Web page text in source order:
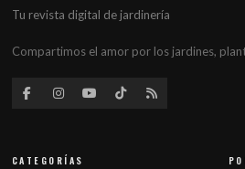
Tu revista digital de jardinería
Compartimos el amor por los jardines,
CATEGORÍAS